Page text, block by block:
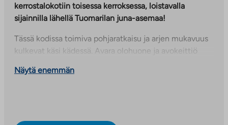
kerrostalokotiin toisessa kerroksessa, loistavalla
sijainnilla lähellä Tuomarilan juna-asemaa!
Tässä kodissa toimiva pohjaratkaisu ja arjen mukavuus
kulkevat käsi kädessä. Avara olohuone ja avokeittiö
näppärä pieni saareke, joka tuo lisää työskentely- ja
Näytä enemmän